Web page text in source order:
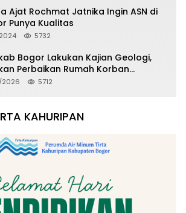
Ajat Rochmat Jatnika Ingin ASN di
Punya Kualitas
5732
Bogor Lakukan Kajian Geologi,
Perbaikan Rumah Korban
Tanah
2026 5712
KAHURIPAN